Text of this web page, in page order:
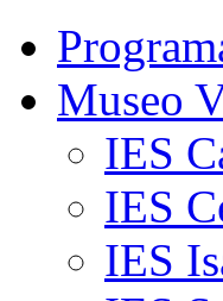
Museo
IES
IES
IES